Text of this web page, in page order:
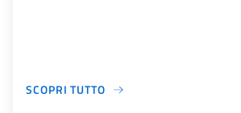
SCOPRI TUTTO